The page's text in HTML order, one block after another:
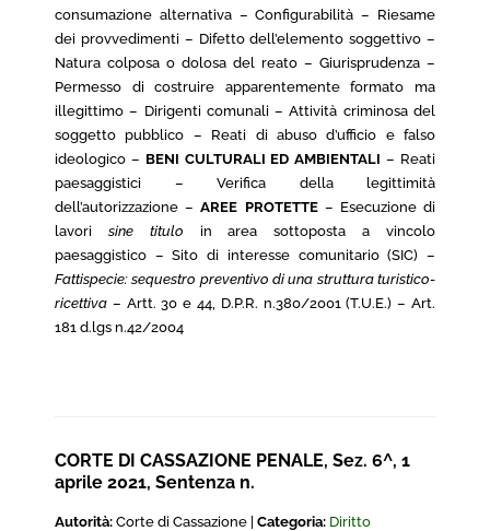
consumazione alternativa – Configurabilità – Riesame
dei provvedimenti – Difetto dell’elemento soggettivo –
Natura colposa o dolosa del reato – Giurisprudenza –
Permesso di costruire apparentemente formato ma
illegittimo – Dirigenti comunali – Attività criminosa del
soggetto pubblico – Reati di abuso d’ufficio e falso
ideologico – BENI CULTURALI ED AMBIENTALI – Reati
paesaggistici – Verifica della legittimità
dell’autorizzazione –AREE PROTETTE– Esecuzione di
lavori sine titulo in area sottoposta a vincolo
paesaggistico – Sito di interesse comunitario (SIC) –
Fattispecie: sequestro preventivo di una struttura turistico-
ricettiva – Artt. 30 e 44, D.P.R. n.380/2001 (T.U.E.) – Art.
181 d.lgs n.42/2004
CORTE DI CASSAZIONE PENALE, Sez. 6^, 1
aprile 2021, Sentenza n.
Autorità: Corte di Cassazione | Categoria: Diritto